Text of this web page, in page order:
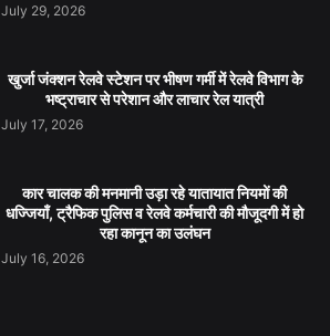
July 29, 2026
खुर्जा जंक्शन रेलवे स्टेशन पर भीषण गर्मी में रेलवे विभाग के
भष्ट्राचार से परेशान और लाचार रेल यात्री
July 17, 2026
कार चालक की मनमानी उड़ा रहे यातायात नियमों की
धज्जियाँ, ट्रैफिक पुलिस व रेलवे कर्मचारी की मौजूदगी में हो
रहा कानून का उलंघन
July 16, 2026